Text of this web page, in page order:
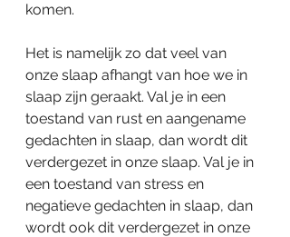
komen.
Het is namelijk zo dat veel van
onze slaap afhangt van hoe we in
slaap zijn geraakt. Val je in een
toestand van rust en aangename
gedachten in slaap, dan wordt dit
verdergezet in onze slaap. Val je in
een toestand van stress en
negatieve gedachten in slaap, dan
wordt ook dit verdergezet in onze